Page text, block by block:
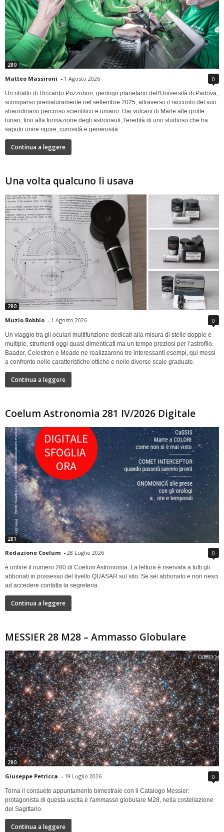
280
Matteo Massironi - 1 Agosto 2026 0
Un ritratto di Riccardo Pozzobon, geologo planetario dell'Università di Padova,
scomparso prematuramente nel settembre 2025, attraverso il racconto del suo
straordinario percorso scientifico e umano. Dai vulcani di Marte alle grotte
lunari, fino alla formazione degli astronauti, l'eredità di uno studioso che ha
saputo unire rigore, curiosità e generosità
Continua a leggere
Una volta qualcuno li usava
280
Muzio Bobbio - 1 Agosto 2026 0
Un viaggio tra gli oculari multifunzione dedicati alla misura di stelle doppie e
multiple, strumenti oggi quasi dimenticati ma un tempo preziosi per l’astrofilo.
Baader, Celestron e Meade ne realizzarono tre interessanti esempi, qui messi
a confronto nelle caratteristiche ottiche e nelle diverse scale graduate.
Continua a leggere
Coelum Astronomia 281 IV/2026 Digitale
281
Redazione Coelum - 28 Luglio 2026 0
è online il numero 280 di Coelum Astronomia. La lettura è riservata a tutti gli
abbonati in possesso del livello QUASAR sul sito. Se sei abbonato e non riesci
ad accedere contatta la segreteria.
Continua a leggere
MESSIER 28 M28 – Ammasso Globulare
280
Giuseppe Petricca - 19 Luglio 2026 0
Torna il consueto appuntamento bimestrale con il Catalogo Messier:
protagonista di questa uscita è l'ammasso globulare M28, nella costellazione
del Sagittario.
Continua a leggere